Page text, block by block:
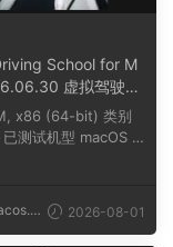
School for M
虚拟驾驶学
x86 (64-bit) 类别
测试机型 macOS T
2026-08-01